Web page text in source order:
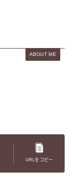
ABOUT ME
URLをコピー